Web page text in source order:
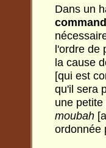
Dans un
l'ordre de
la cause
[qui est
qu'il sera
une
moubah
ordonnée